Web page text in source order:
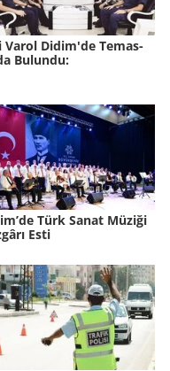
Varol Didim'de Te­mas­
Bu­lun­du:
Türk Sanat Mü­zi­ği
Esti